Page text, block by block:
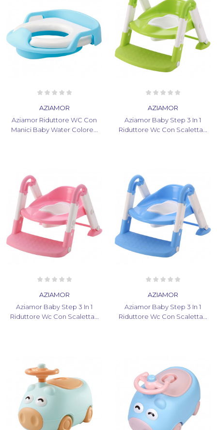
AZIAMOR
Aziamor Riduttore WC Con
Manici Baby Water Colore...
AZIAMOR
Aziamor Baby Step 3 In 1
Riduttore Wc Con Scaletta...
AZIAMOR
Aziamor Baby Step 3 In 1
Riduttore Wc Con Scaletta...
AZIAMOR
Aziamor Baby Step 3 In 1
Riduttore Wc Con Scaletta...